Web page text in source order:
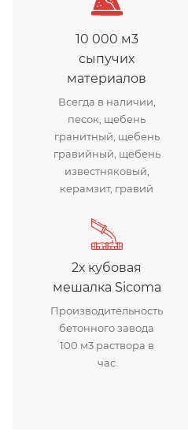
10 000 м3
сыпучих
материалов
Всегда в наличии,
песок, щебень
гранитный, щебень
гравийный, щебень
известняковый,
керамзит, гравий
2х кубовая
мешалка Sicoma
Производительность
бетонного завода
100 м3 раствора в
час